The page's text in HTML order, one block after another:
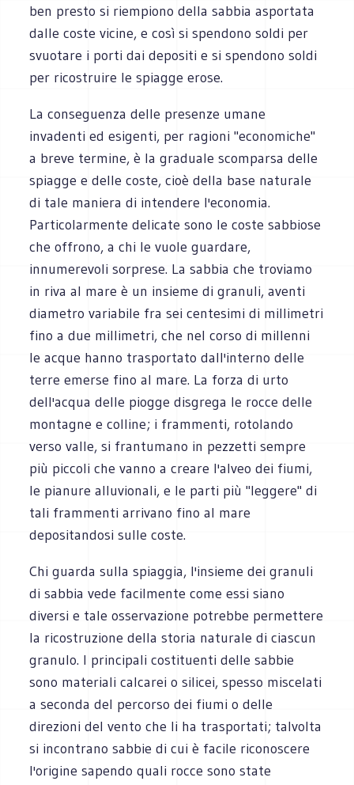
ben presto si riempiono della sabbia asportata
dalle coste vicine, e così si spendono soldi per
svuotare i porti dai depositi e si spendono soldi
per ricostruire le spiagge erose.
La conseguenza delle presenze umane
invadenti ed esigenti, per ragioni "economiche"
a breve termine, è la graduale scomparsa delle
spiagge e delle coste, cioè della base naturale
di tale maniera di intendere l'economia.
Particolarmente delicate sono le coste sabbiose
che offrono, a chi le vuole guardare,
innumerevoli sorprese. La sabbia che troviamo
in riva al mare è un insieme di granuli, aventi
diametro variabile fra sei centesimi di millimetri
fino a due millimetri, che nel corso di millenni
le acque hanno trasportato dall'interno delle
terre emerse fino al mare. La forza di urto
dell'acqua delle piogge disgrega le rocce delle
montagne e colline; i frammenti, rotolando
verso valle, si frantumano in pezzetti sempre
più piccoli che vanno a creare l'alveo dei fiumi,
le pianure alluvionali, e le parti più "leggere" di
tali frammenti arrivano fino al mare
depositandosi sulle coste.
Chi guarda sulla spiaggia, l'insieme dei granuli
di sabbia vede facilmente come essi siano
diversi e tale osservazione potrebbe permettere
la ricostruzione della storia naturale di ciascun
granulo. I principali costituenti delle sabbie
sono materiali calcarei o silicei, spesso miscelati
a seconda del percorso dei fiumi o delle
direzioni del vento che li ha trasportati; talvolta
si incontrano sabbie di cui è facile riconoscere
l'origine sapendo quali rocce sono state